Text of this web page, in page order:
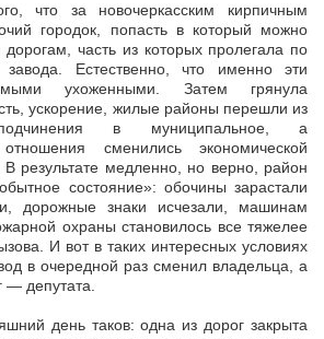
что за новочеркасским кирпичным
городок, попасть в который можно
часть из которых пролегала по
завода. Естественно, что именно эти
ухоженными. Затем грянула
ускорение, жилые районы перешли из
подчинения в муниципальное, а
сменились экономической
В результате медленно, но верно, район
состояние»: обочины зарастали
дорожные знаки исчезали, машинам
охраны становилось все тяжелее
И вот в таких интересных условиях
в очередной раз сменил владельца, а
— депутата.
день таков: одна из дорог закрыта